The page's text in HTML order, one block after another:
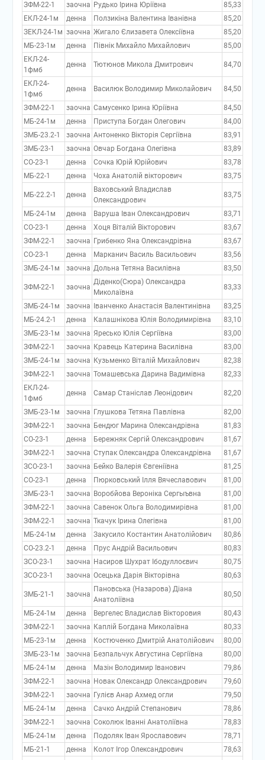
ЗФМ-22-1 заочна Рудько Ірина Юріївна
85,33
ЕКЛ-24-1м
денна Ползикіна Валентина Іванівна
85,20
ЗЕКЛ-24-1м заочна Жигало Єлизавета Олексіївна
85,20
МБ-23-1м
денна Півнік Михайло Михайлович
85,00
ЕКЛ-24-
1фмб
денна Тютюнов Микола Дмитрович 84,70
ЕКЛ-24-
1фмб
денна Василюк Володимир Миколайович 84,50
ЗФМ-22-1 заочна Самусенко Ірина Юріївна
84,50
МБ-24-1м
денна Приступа Богдан Олегович
84,00
ЗМБ-23.2-1
заочна Антоненко Вікторія Сергіївна
83,91
ЗМБ-23-1
заочна Овчар Богдана Олегівна
83,89
СО-23-1
денна Сочка Юрій Юрійович
83,78
МБ-22-1
денна Чоха Анатолій вікторович 83,75
МБ-22.2-1 денна
Ваховський Владислав
Олександрович
83,75
МБ-24-1м денна Варуша Іван Олександрович
83,71
СО-23-1
денна Хоця Віталій Вікторович
83,67
ЗФМ-22-1
заочна Грибенко Яна Олександрівна
83,67
СО-23-1
денна Марканич Василь Васильович
83,56
ЗМБ-24-1м
заочна Дольна Тетяна Василівна 83,50
ЗФМ-22-1 заочна
Діденко(Сюра) Олександра
Миколаївна
83,33
ЗМБ-24-1м заочна Іванченко Анастасія Валентинівна
83,25
МБ-24.2-1
денна Калашнікова Юлія Володимирівна
83,10
ЗМБ-23-1м
заочна Яресько Юлія Сергіївна
83,00
ЗФМ-22-1
заочна Кравець Катерина Василівна
83,00
ЗМБ-24-1м
заочна Кузьменко Віталій Михайлович
82,38
ЗФМ-22-1
заочна Томашевська Дарина Вадимівна
82,33
ЕКЛ-24-
1фмб
денна Самар Станіслав Леонідович 82,20
ЗМБ-23-1м заочна Глушкова Тетяна Павлівна
82,00
ЗФМ-22-1
заочна Бендюг Марина Олександрівна
81,83
СО-23-1
денна Бережняк Сергій Олександрович
81,67
ЗФМ-22-1
заочна Ступак Олександра Олександрівна
81,67
ЗСО-23-1
заочна Бейко Валерія Євгеніївна
81,25
СО-23-1
денна Пюрковський Ілля Вячеславович
81,00
ЗМБ-23-1
заочна Воробйова Вероніка Сергыъвна
81,00
ЗФМ-22-1
заочна Савенок Ольга Володимирівна
81,00
ЗФМ-22-1
заочна Ткачук Ірина Олегівна
81,00
МБ-24-1м
денна Закусило Костантин Анатолійович
80,86
СО-23.2-1
денна Прус Андрій Васильович
80,83
ЗСО-23-1
заочна Насиров Шухрат Ібодуллоєвич
80,75
ЗСО-23-1
заочна Осецька Дарія Вікторівна 80,63
ЗМБ-21-1 заочна
Пановська (Назарова) Діана
Анатоліївна
80,50
МБ-24-1м денна Вергелес Владислав Вікторовия
80,43
ЗФМ-22-1
заочна Каплій Богдана Миколаївна
80,33
МБ-23-1м
денна Костюченко Дмитрій Анатолійович
80,00
ЗМБ-23-1м
заочна Безпальчук Августина Сергіївна
80,00
МБ-24-1м
денна Мазін Володимир Іванович
79,86
ЗФМ-22-1
заочна Новак Олександр Олександрович
79,60
ЗФМ-22-1
заочна Гулієв Анар Ахмед огли
79,50
МБ-24-1м
денна Сачко Андрій Степанович
78,86
ЗФМ-22-1
заочна Соколюк Іванні Анатоліївна
78,83
МБ-24-1м
денна Подоляк Іван Ярославович
78,71
МБ-21-1
денна Колот Ігор Олександрович
78,63